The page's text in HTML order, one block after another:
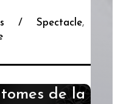
/ Spectacle,
de la